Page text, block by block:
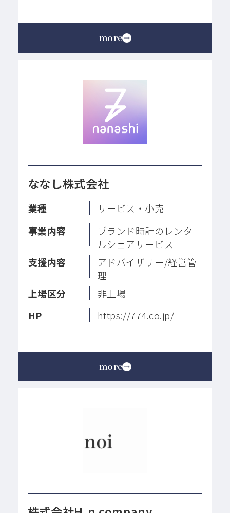
more
ななし株式会社
more
業種
サービス・小売
事業内容
ブランド時計のレンタ
ルシェアサービス
支援内容
アドバイザリー/経営管
理
上場区分
非上場
HP
https://774.co.jp/